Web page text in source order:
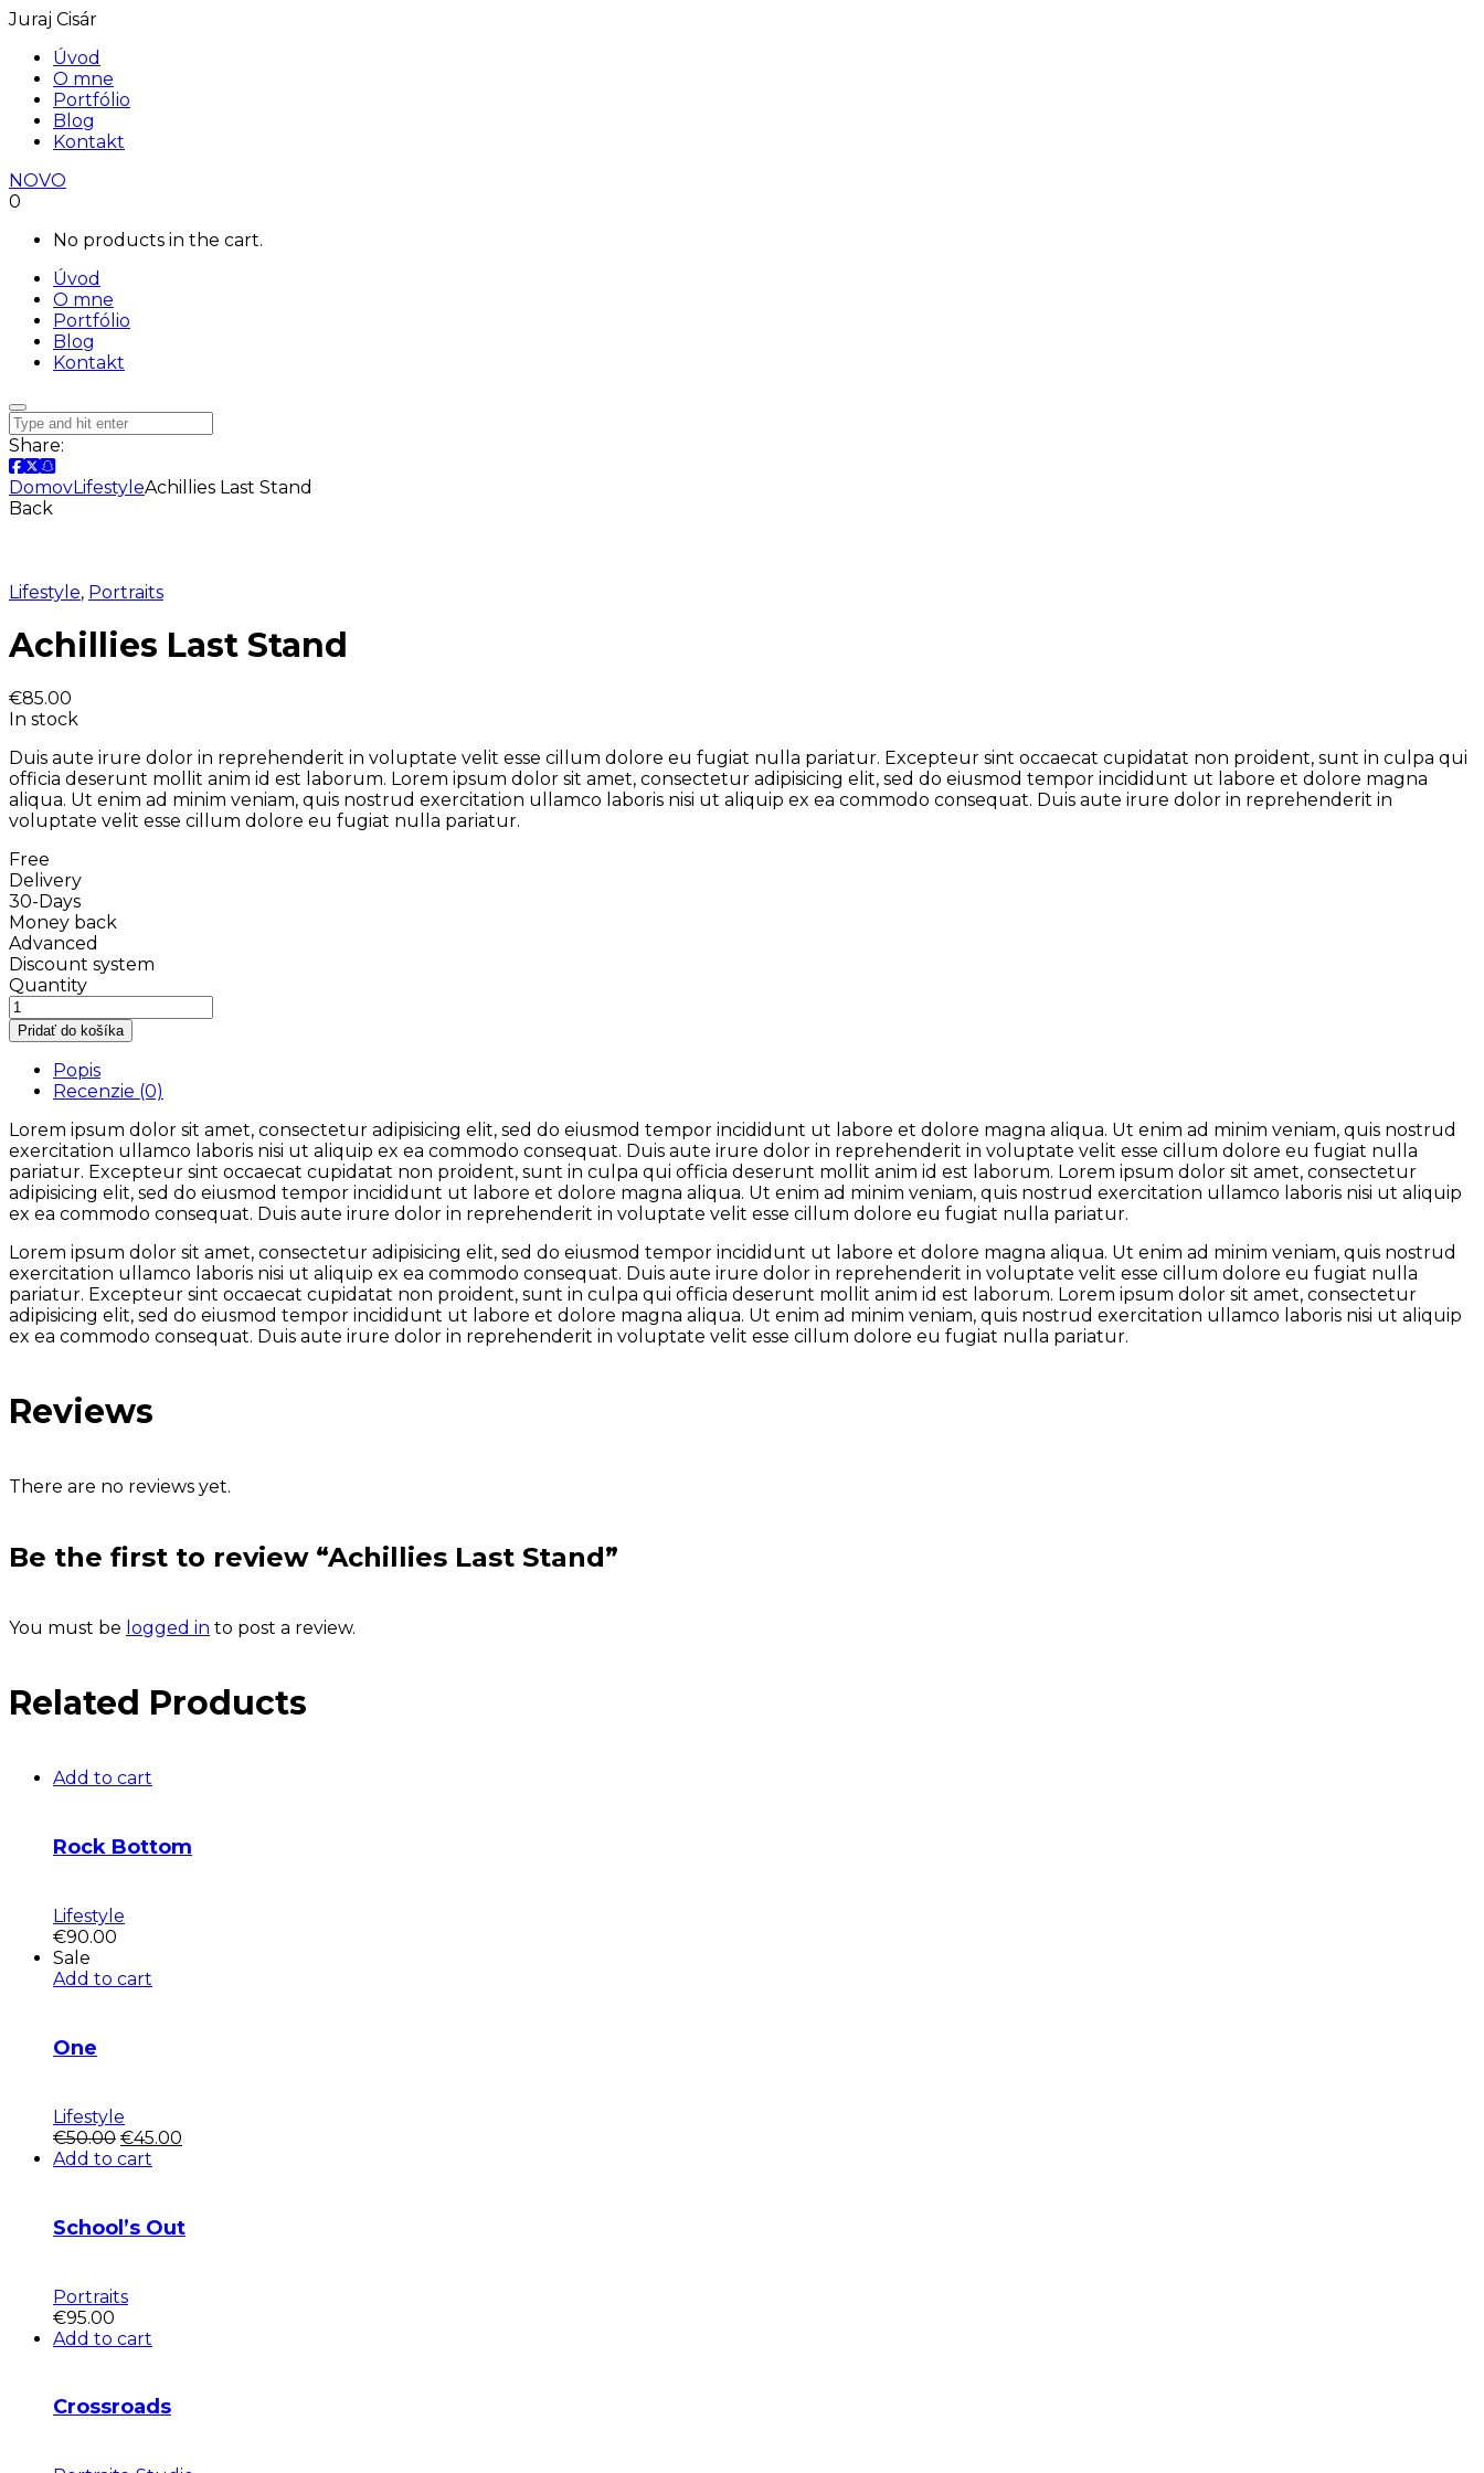
Juraj Cisár
Úvod
O mne
Portfólio
Blog
Kontakt
NOVO
0
No products in the cart.
Úvod
O mne
Portfólio
Blog
Kontakt
Share:
DomovLifestyleAchillies Last Stand
Back
Lifestyle, Portraits
Achillies Last Stand
€85.00
In stock
Duis aute irure dolor in reprehenderit in voluptate velit esse cillum dolore eu fugiat nulla pariatur. Excepteur sint occaecat cupidatat non proident, sunt in culpa qui
officia deserunt mollit anim id est laborum. Lorem ipsum dolor sit amet, consectetur adipisicing elit, sed do eiusmod tempor incididunt ut labore et dolore magna
aliqua. Ut enim ad minim veniam, quis nostrud exercitation ullamco laboris nisi ut aliquip ex ea commodo consequat. Duis aute irure dolor in reprehenderit in
voluptate velit esse cillum dolore eu fugiat nulla pariatur.
Free
Delivery
30-Days
Money back
Advanced
Discount system
Quantity
Pridať do košíka
Popis
Recenzie (0)
Lorem ipsum dolor sit amet, consectetur adipisicing elit, sed do eiusmod tempor incididunt ut labore et dolore magna aliqua. Ut enim ad minim veniam, quis nostrud
exercitation ullamco laboris nisi ut aliquip ex ea commodo consequat. Duis aute irure dolor in reprehenderit in voluptate velit esse cillum dolore eu fugiat nulla
pariatur. Excepteur sint occaecat cupidatat non proident, sunt in culpa qui officia deserunt mollit anim id est laborum. Lorem ipsum dolor sit amet, consectetur
adipisicing elit, sed do eiusmod tempor incididunt ut labore et dolore magna aliqua. Ut enim ad minim veniam, quis nostrud exercitation ullamco laboris nisi ut aliquip
ex ea commodo consequat. Duis aute irure dolor in reprehenderit in voluptate velit esse cillum dolore eu fugiat nulla pariatur.
Lorem ipsum dolor sit amet, consectetur adipisicing elit, sed do eiusmod tempor incididunt ut labore et dolore magna aliqua. Ut enim ad minim veniam, quis nostrud
exercitation ullamco laboris nisi ut aliquip ex ea commodo consequat. Duis aute irure dolor in reprehenderit in voluptate velit esse cillum dolore eu fugiat nulla
pariatur. Excepteur sint occaecat cupidatat non proident, sunt in culpa qui officia deserunt mollit anim id est laborum. Lorem ipsum dolor sit amet, consectetur
adipisicing elit, sed do eiusmod tempor incididunt ut labore et dolore magna aliqua. Ut enim ad minim veniam, quis nostrud exercitation ullamco laboris nisi ut aliquip
ex ea commodo consequat. Duis aute irure dolor in reprehenderit in voluptate velit esse cillum dolore eu fugiat nulla pariatur.
Reviews
There are no reviews yet.
Be the first to review “Achillies Last Stand”
You must be logged in to post a review.
Related Products
Add to cart
Rock Bottom
Lifestyle
€90.00
Sale
Add to cart
One
Lifestyle
€50.00 Pôvodná
cena
€45.00
Add to cart
School’s Out
Portraits
€95.00
Add to cart
Crossroads